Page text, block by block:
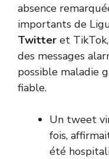
absence
importants de
Twitter et
des messages
possible maladie
fiable.
Un tweet
fois,
été